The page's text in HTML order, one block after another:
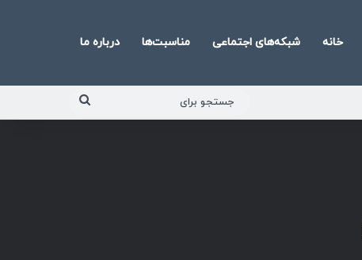
خانه شبکه‌های اجتماعی مناسبت‌ها درباره ما